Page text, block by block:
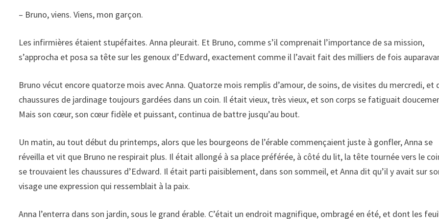
– Bruno, viens. Viens, mon garçon.
Les infirmières étaient stupéfaites. Anna pleurait. Et Bruno, comme s’il comprenait l’importance de sa mission,
s’approcha et posa sa tête sur les genoux d’Edward, exactement comme il l’avait fait des milliers de fois
Bruno vécut encore quatorze mois avec Anna. Quatorze mois remplis d’amour, de soins, de visites du mercredi, et
chaussures de jardinage toujours gardées dans un coin. Il était vieux, très vieux, et son corps se fatiguait
Mais son cœur, son cœur fidèle et puissant, continua de battre jusqu’au bout.
Un matin, au tout début du printemps, alors que les bourgeons de l’érable commençaient juste à gonfler, Anna se
réveilla et vit que Bruno ne respirait plus. Il était allongé à sa place préférée, à côté du lit, la tête tournée vers le
se trouvaient les chaussures d’Edward. Il était parti paisiblement, dans son sommeil, et Anna dit qu’il y avait sur
visage une expression qui ressemblait à la paix.
Anna l’enterra dans son jardin, sous le grand érable. C’était un endroit magnifique, ombragé en été, et dont les